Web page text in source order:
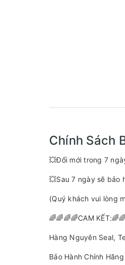
Chính Sách
💥Đổi mới trong 7
💥Sau 7 ngày sẽ bảo
(Quý khách vui lòng
🌈🌈🌈🌈CAM
Hàng Nguyên Seal,
Bảo Hành Chính